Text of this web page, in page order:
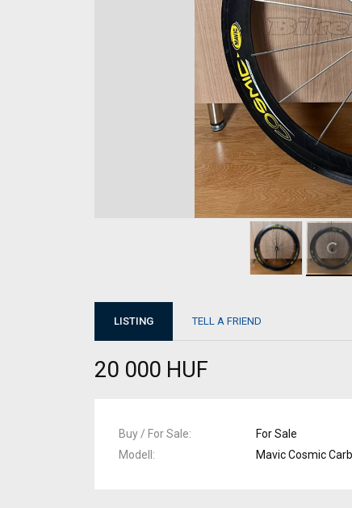
LISTING TELL A FRIEND
20 000 HUF
Buy / For Sale For Sale
Modell
Mavic Cosmic